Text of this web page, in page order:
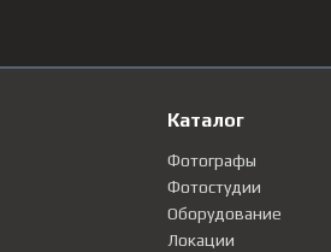
Каталог
Фотографы
Фотостудии
Оборудование
Локации